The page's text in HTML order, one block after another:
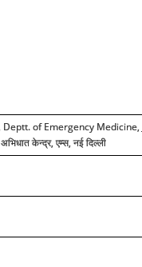
of Emergency Medicine,
केन्द्र, एम्स, नई दिल्ली